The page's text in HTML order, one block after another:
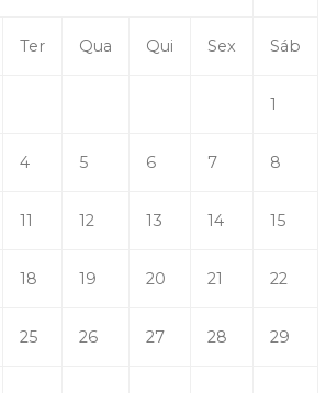
Ter Qua Qui Sex Sáb
1
4 5 6 7 8
11 12 13 14 15
18 19 20 21 22
25 26 27 28 29